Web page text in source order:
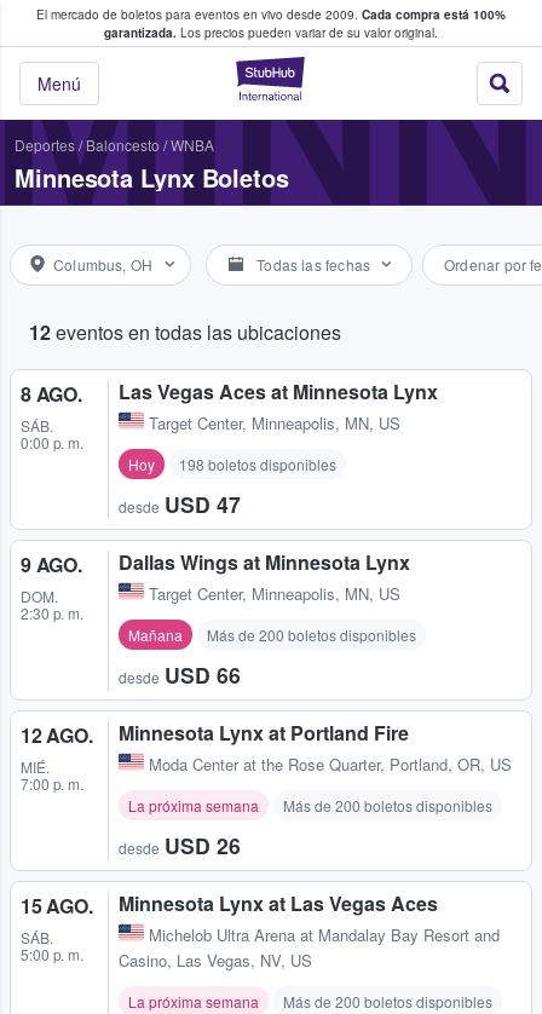
El mercado de boletos para eventos en vivo desde 2009. Cada compra está 100%
garantizada. Los precios pueden variar de su valor original.
StubHub: donde
Menú
fans compran y venden boletos
Deportes/Baloncesto /WNBA
Minnesota Lynx Boletos
Columbus, OH Todas las fechas Ordenar por
12eventos en todas las ubicaciones
8 AGO.
SÁB.
0:00 p. m.
Las Vegas Aces at Minnesota Lynx
Target Center, Minneapolis, MN, US
Hoy 198 boletos disponibles
desde USD 47
9 AGO.
DOM.
2:30 p. m.
Dallas Wings at Minnesota Lynx
Target Center, Minneapolis, MN, US
Mañana Más de 200 boletos disponibles
desde USD 66
12 AGO.
MIÉ.
7:00 p. m.
Minnesota Lynx at Portland Fire
Moda Center at the Rose Quarter, Portland, OR, US
La próxima semana Más de 200 boletos disponibles
desde USD 26
15 AGO.
SÁB.
5:00 p. m.
Minnesota Lynx at Las Vegas Aces
Michelob Ultra Arena at Mandalay Bay Resort and
Casino, Las Vegas, NV, US
La próxima semana Más de 200 boletos disponibles